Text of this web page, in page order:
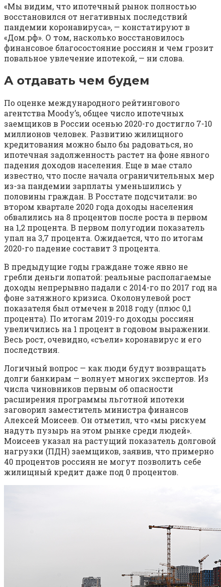
«Мы видим, что ипотечный рынок полностью
восстановился от негативных последствий
пандемии коронавируса», — констатируют в
«Дом.рф». О том, насколько восстановилось
финансовое благосостояние россиян и чем грозит
повальное увлечение ипотекой, — ни слова.
А отдавать чем будем
По оценке международного рейтингового
агентства Moody’s, общее число ипотечных
заемщиков в России осенью 2020-го достигло 7-10
миллионов человек. Развитию жилищного
кредитования можно было бы радоваться, но
ипотечная задолженность растет на фоне явного
падения доходов населения. Еще в мае стало
известно, что после начала ограничительных мер
из-за пандемии зарплаты уменьшились у
половины граждан. В Росстате подсчитали: во
втором квартале 2020 года доходы населения
обвалились на 8 процентов после роста в первом
на 1,2 процента. В первом полугодии показатель
упал на 3,7 процента. Ожидается, что по итогам
2020-го падение составит 3 процента.
В предыдущие годы граждане тоже явно не
гребли деньги лопатой: реальные располагаемые
доходы непрерывно падали с 2014-го по 2017 год на
фоне затяжного кризиса. Околонулевой рост
показателя был отмечен в 2018 году (плюс 0,1
процента). По итогам 2019-го доходы россиян
увеличились на 1 процент в годовом выражении.
Весь рост, очевидно, «съели» коронавирус и его
последствия.
Логичный вопрос — как люди будут возвращать
долги банкирам — волнует многих экспертов. Из
числа чиновников первым об опасности
расширения программы льготной ипотеки
заговорил заместитель министра финансов
Алексей Моисеев. Он отметил, что «мы рискуем
надуть пузырь на этом рынке среди людей».
Моисеев указал на растущий показатель долговой
нагрузки (ПДН) заемщиков, заявив, что примерно
40 процентов россиян не могут позволить себе
жилищный кредит даже под 0 процентов.